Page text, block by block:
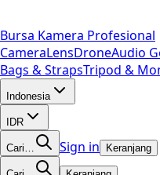
Bursa Kamera Profesional
CameraLensDroneAudio
Bags & StrapsTripod &
Indonesia
IDR
Cari… Sign in Keranjang